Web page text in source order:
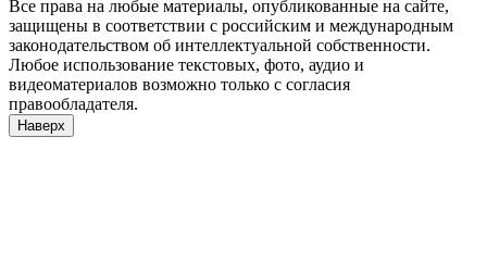
Все права на любые материалы, опубликованные на сайте,
защищены в соответствии с российским и международным
законодательством об интеллектуальной собственности.
Любое использование текстовых, фото, аудио и
видеоматериалов возможно только с согласия
правообладателя.
Наверх